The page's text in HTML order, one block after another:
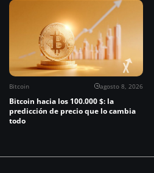
Bitcoin agosto 8, 2026
Bitcoin hacia los 100.000 $: la
predicción de precio que lo cambia
todo